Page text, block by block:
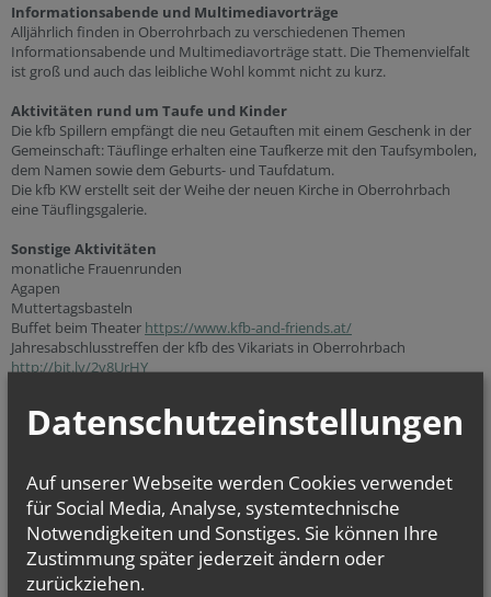
Informationsabende und Multimediavorträge
Alljährlich finden in Oberrohrbach zu verschiedenen Themen
Informationsabende und Multimediavorträge statt. Die Themenvielfalt
ist groß und auch das leibliche Wohl kommt nicht zu kurz.
Aktivitäten rund um Taufe und Kinder
Die kfb Spillern empfängt die neu Getauften mit einem Geschenk in der
Gemeinschaft: Täuflinge erhalten eine Taufkerze mit den Taufsymbolen,
dem Namen sowie dem Geburts- und Taufdatum.
Die kfb KW erstellt seit der Weihe der neuen Kirche in Oberrohrbach
eine Täuflingsgalerie.
Sonstige Aktivitäten
monatliche Frauenrunden
Agapen
Muttertagsbasteln
Buffet beim Theater https://www.kfb-and-friends.at/
Jahresabschlusstreffen der kfb des Vikariats in Oberrohrbach
http://bit.ly/2v8UrHY
Kontakt Spillern
Maria Gauss
Kontakt Kleinwilfersdorf :Elisabeth Ursch
Links:
https://www.erzdioezese-wien.at/pages/inst/14428523
http://www.kfb.at/
Datenschutzeinstellungen
Auf unserer Webseite werden Cookies verwendet
für Social Media, Analyse, systemtechnische
Notwendigkeiten und Sonstiges. Sie können Ihre
Zustimmung später jederzeit ändern oder
zurückziehen.